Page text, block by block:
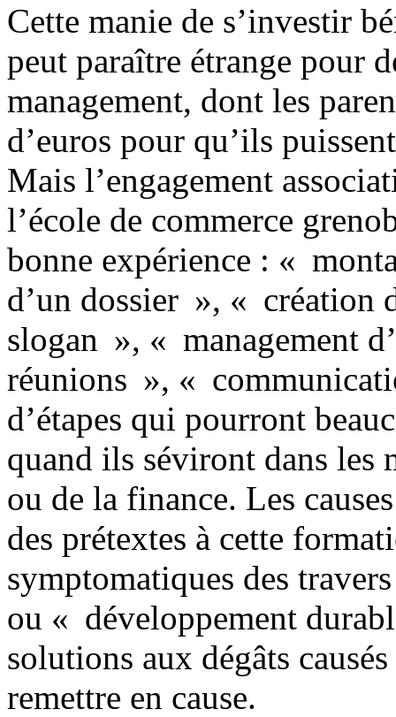
Cette manie de s’investir
peut paraître étrange pour
management, dont les
d’euros pour qu’ils
Mais l’engagement
l’école de commerce
bonne expérience : «
d’un dossier », « création
slogan », « management
réunions », «
d’étapes qui pourront
quand ils séviront dans les
ou de la finance. Les
des prétextes à cette
symptomatiques des
ou « développement
solutions aux dégâts
remettre en cause.